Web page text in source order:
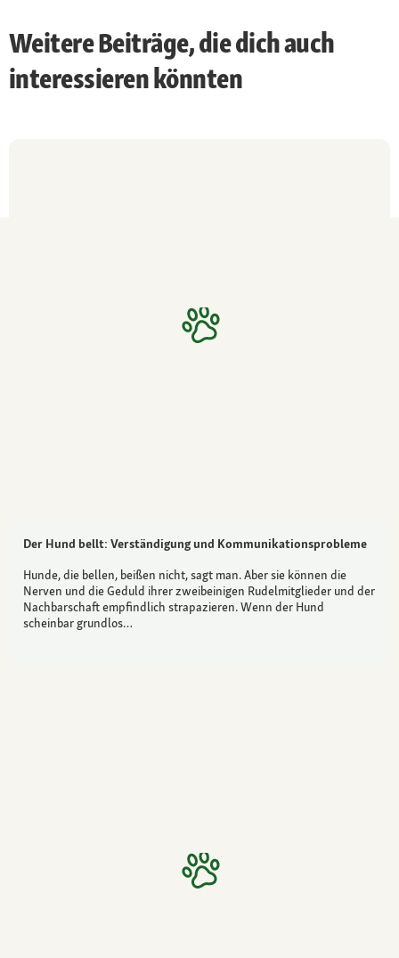
Weitere Beiträge, die dich auch
interessieren könnten
Der Hund bellt: Verständigung und Kommunikationsprobleme
Hunde, die bellen, beißen nicht, sagt man. Aber sie können die
Nerven und die Geduld ihrer zweibeinigen Rudelmitglieder und der
Nachbarschaft empfindlich strapazieren. Wenn der Hund
scheinbar grundlos…